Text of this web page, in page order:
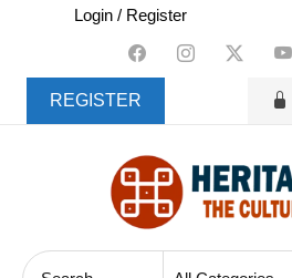
content
Login / Register
REGISTER